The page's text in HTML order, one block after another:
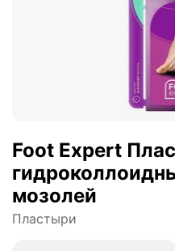
Foot Expert
мозолей
Пластыри